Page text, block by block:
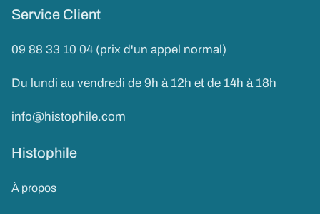
Service Client
09 88 33 10 04 (prix d'un appel normal)
Du lundi au vendredi de 9h à 12h et de 14h à 18h
info@histophile.com
Histophile
À propos